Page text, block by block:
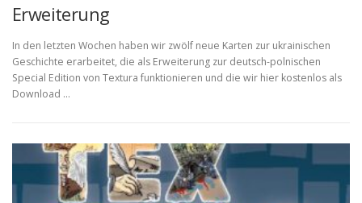
Erweiterung
In den letzten Wochen haben wir zwölf neue Karten zur ukrainischen
Geschichte erarbeitet, die als Erweiterung zur deutsch-polnischen
Special Edition von Textura funktionieren und die wir hier kostenlos als
Download …